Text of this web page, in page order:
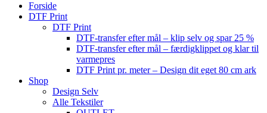
Forside
DTF Print
DTF Print
DTF-transfer efter mål – klip selv og spar 25 %
DTF-transfer efter mål – færdigklippet og klar til
varmepres
DTF Print pr. meter – Design dit eget 80 cm ark
Shop
Design Selv
Alle Tekstiler